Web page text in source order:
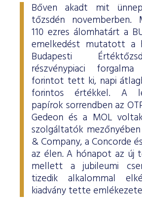
Bőven akadt mit
tőzsdén novemberben.
110 ezres álomhatárt a
emelkedést mutatott a
Budapesti
részvénypiaci
forintot tett ki, napi
forintos értékkel. A
papírok sorrendben az
Gedeon és a MOL
szolgáltatók
& Company, a Concorde
az élen. A hónapot az új
mellett a jubileumi
tizedik alkalommal
kiadvány tette